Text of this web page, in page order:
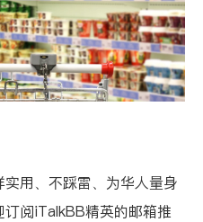
用、不踩雷、为华人量身
订阅iTalkBB精英的邮箱推